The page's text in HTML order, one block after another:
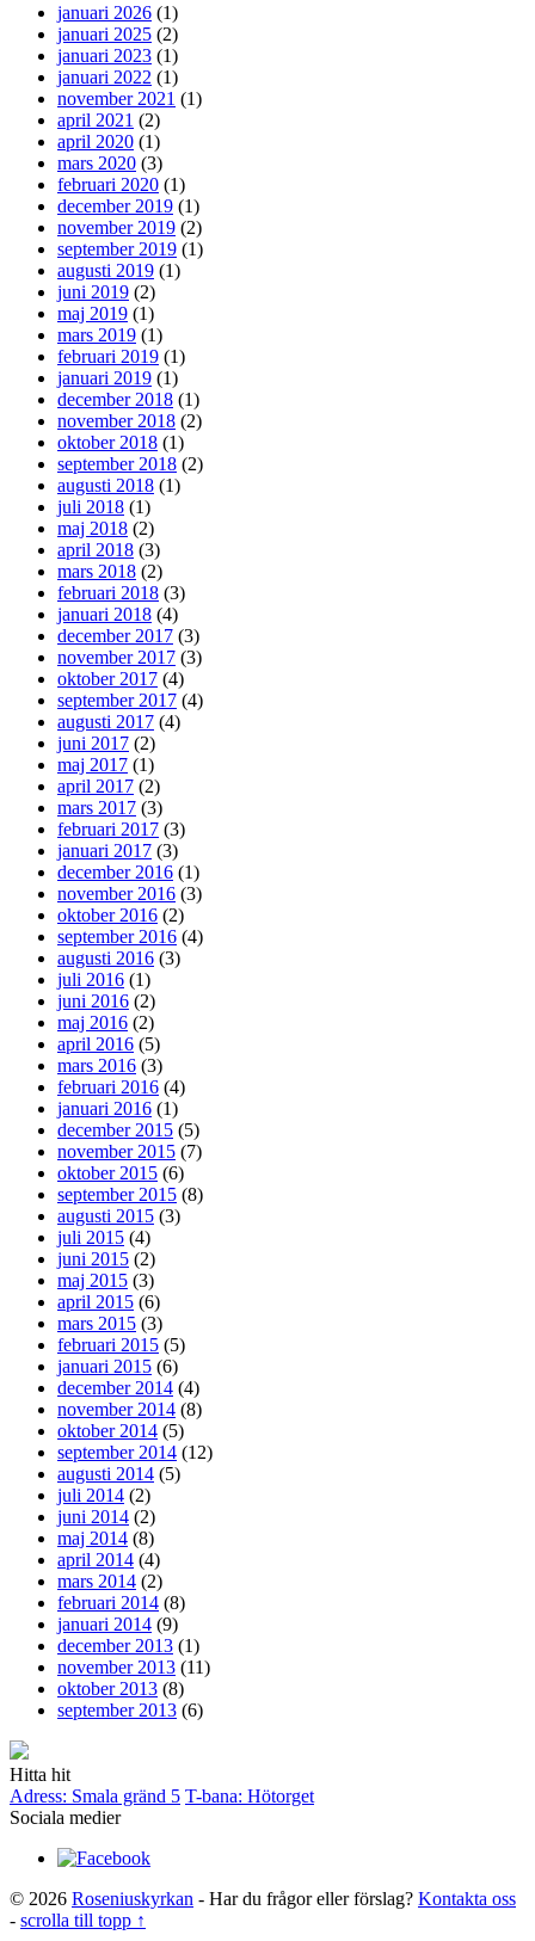
januari 2026 (1)
januari 2025 (2)
januari 2023 (1)
januari 2022 (1)
november 2021 (1)
april 2021 (2)
april 2020 (1)
mars 2020 (3)
februari 2020 (1)
december 2019 (1)
november 2019 (2)
september 2019 (1)
augusti 2019 (1)
juni 2019 (2)
maj 2019 (1)
mars 2019 (1)
februari 2019 (1)
januari 2019 (1)
december 2018 (1)
november 2018 (2)
oktober 2018 (1)
september 2018 (2)
augusti 2018 (1)
juli 2018 (1)
maj 2018 (2)
april 2018 (3)
mars 2018 (2)
februari 2018 (3)
januari 2018 (4)
december 2017 (3)
november 2017 (3)
oktober 2017 (4)
september 2017 (4)
augusti 2017 (4)
juni 2017 (2)
maj 2017 (1)
april 2017 (2)
mars 2017 (3)
februari 2017 (3)
januari 2017 (3)
december 2016 (1)
november 2016 (3)
oktober 2016 (2)
september 2016 (4)
augusti 2016 (3)
juli 2016 (1)
juni 2016 (2)
maj 2016 (2)
april 2016 (5)
mars 2016 (3)
februari 2016 (4)
januari 2016 (1)
december 2015 (5)
november 2015 (7)
oktober 2015 (6)
september 2015 (8)
augusti 2015 (3)
juli 2015 (4)
juni 2015 (2)
maj 2015 (3)
april 2015 (6)
mars 2015 (3)
februari 2015 (5)
januari 2015 (6)
december 2014 (4)
november 2014 (8)
oktober 2014 (5)
september 2014 (12)
augusti 2014 (5)
juli 2014 (2)
juni 2014 (2)
maj 2014 (8)
april 2014 (4)
mars 2014 (2)
februari 2014 (8)
januari 2014 (9)
december 2013 (1)
november 2013 (11)
oktober 2013 (8)
september 2013 (6)
Hitta hit
Adress: Smala gränd 5 T-bana: Hötorget
Sociala medier
© 2026 Roseniuskyrkan - Har du frågor eller förslag? Kontakta oss
- scrolla till topp ↑